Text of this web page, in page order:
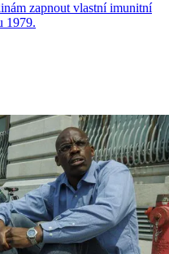
zapnout vlastní imunitní
1979.